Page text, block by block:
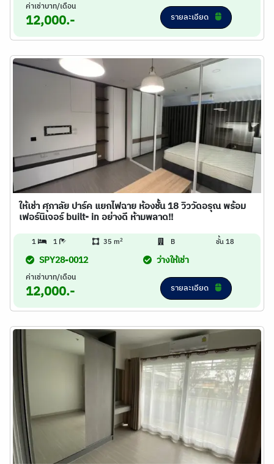
ค่าเช่าบาท/เดือน
12,000.- รายละเอียด
ให้เช่า ศุภาลัย ปาร์ค แยกไฟฉาย ห้องชั้น 18 วิววัดอรุณ พร้อม
เฟอร์นิเจอร์ built- in อย่างดี ห้ามพลาด!!
1 1 35 m2 B ชั้น 18
SPY28-0012 ว่างให้เช่า
ค่าเช่าบาท/เดือน
12,000.- รายละเอียด